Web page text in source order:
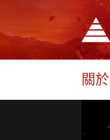
關於